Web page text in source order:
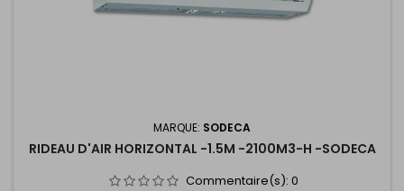
MARQUE: SODECA
RIDEAU D'AIR HORIZONTAL -1.5M -2100M3-H -SODECA
Commentaire(s): 0